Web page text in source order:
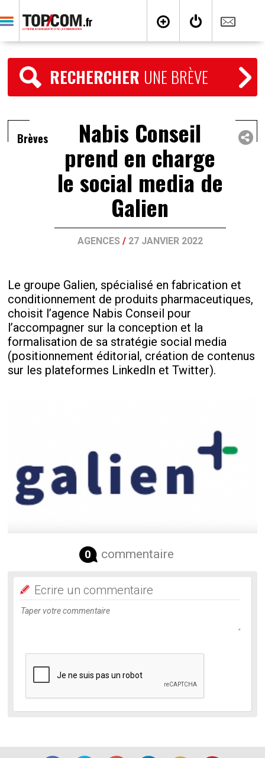
RECHERCHER UNE BRÈVE
Brèves Nabis Conseil
prend en charge
le social media de
Galien
AGENCES / 27 JANVIER 2022
Le groupe Galien, spécialisé en fabrication et
conditionnement de produits pharmaceutiques,
choisit l’agence Nabis Conseil pour
l’accompagner sur la conception et la
formalisation de sa stratégie social media
(positionnement éditorial, création de contenus
sur les plateformes LinkedIn et Twitter).
0 commentaire
Ecrire un commentaire